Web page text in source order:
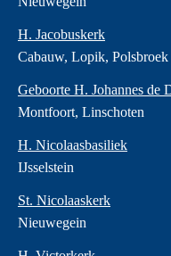
H. Jacobuskerk
Cabauw, Lopik, Polsbroek
Geboorte H. Johannes de
Montfoort, Linschoten
H. Nicolaasbasiliek
IJsselstein
St. Nicolaaskerk
Nieuwegein